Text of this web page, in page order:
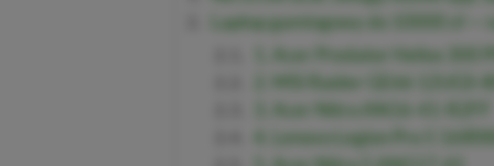
Laptop gamingowy do 10000 zł —